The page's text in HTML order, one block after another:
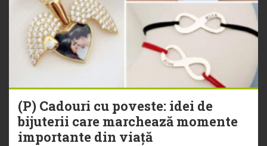
(P) Cadouri cu poveste: idei de
bijuterii care marchează momente
importante din viață